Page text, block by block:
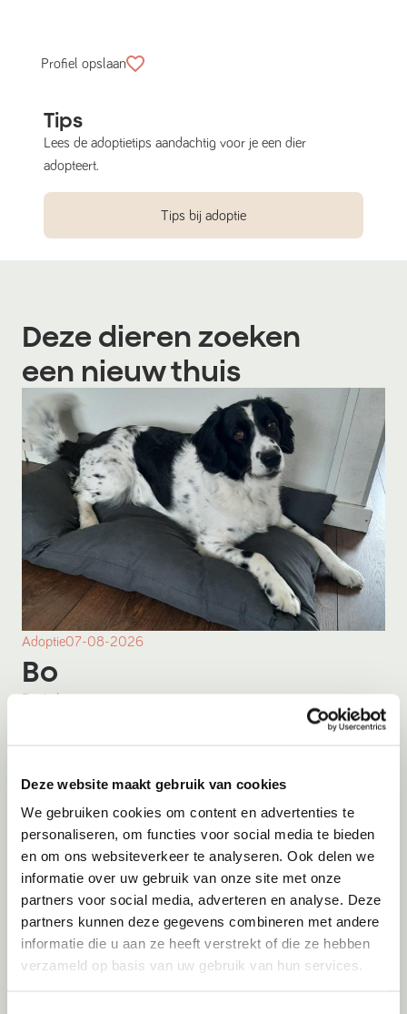
Deze website maakt gebruik van cookies
We gebruiken cookies om content en advertenties te
personaliseren, om functies voor social media te bieden
en om ons websiteverkeer te analyseren. Ook delen we
informatie over uw gebruik van onze site met onze
partners voor social media, adverteren en analyse. Deze
partners kunnen deze gegevens combineren met andere
informatie die u aan ze heeft verstrekt of die ze hebben
verzameld op basis van uw gebruik van hun services.
Profiel opslaan
Tips
Lees de adoptietips aandachtig voor je een dier
adopteert.
Tips bij adoptie
Deze dieren zoeken
een nieuw thuis
Adoptie07-08-2026
Bo
Boekel